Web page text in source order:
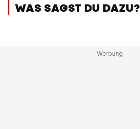
WAS SAGST DU DAZU?